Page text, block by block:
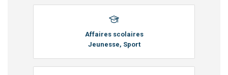
Affaires scolaires
Jeunesse, Sport